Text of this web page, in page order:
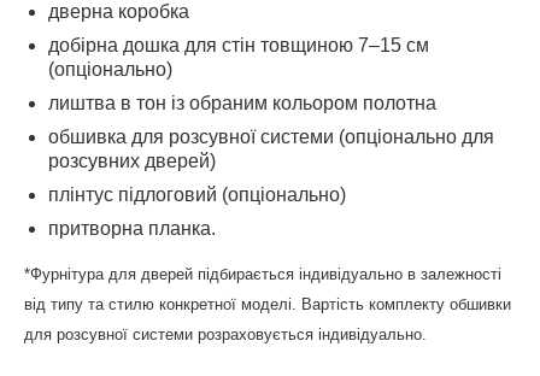
дверна коробка
добірна дошка для стін товщиною 7–15 см
(опціонально)
лиштва в тон із обраним кольором полотна
обшивка для розсувної системи (опціонально для
розсувних дверей)
плінтус підлоговий (опціонально)
притворна планка.
*Фурнітура для дверей підбирається індивідуально в залежності
від типу та стилю конкретної моделі. Вартість комплекту обшивки
для розсувної системи розраховується індивідуально.